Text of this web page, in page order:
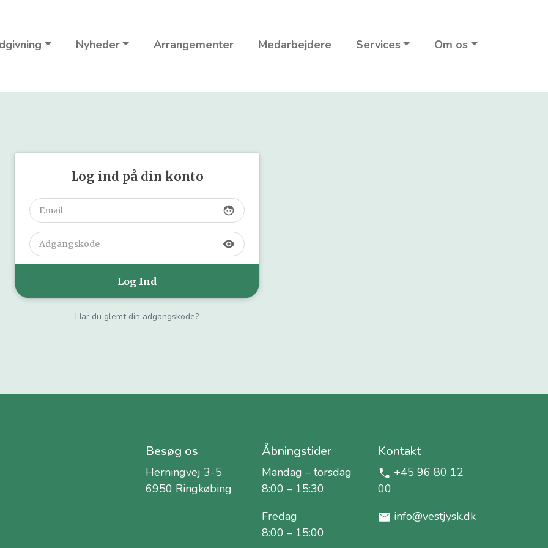
Nyheder Arrangementer Medarbejdere Services Om os
Log ind på din konto
face
visibility
Har du glemt din adgangskode?
Besøg os
Herningvej 3-5
6950 Ringkøbing
Åbningstider
Mandag – torsdag
8:00 – 15:30
Fredag
8:00 – 15:00
Kontakt
+45 96 80 12
00
info@vestjysk.dk